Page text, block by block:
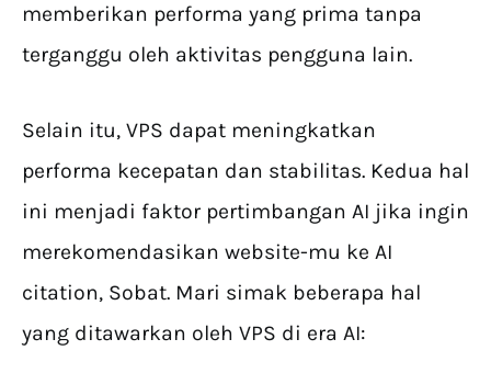
memberikan performa yang prima tanpa
terganggu oleh aktivitas pengguna lain.
Selain itu, VPS dapat meningkatkan
performa kecepatan dan stabilitas. Kedua hal
ini menjadi faktor pertimbangan AI jika ingin
merekomendasikan website-mu ke AI
citation, Sobat. Mari simak beberapa hal
yang ditawarkan oleh VPS di era AI: